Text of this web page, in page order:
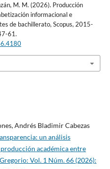
M. M. (2026). Producción
informacional e
de bachillerato, Scopus, 2015-
61.
Andrés Bladimir Cabezas
un análisis
académica entre
Vol. 1 Núm. 66 (2026):